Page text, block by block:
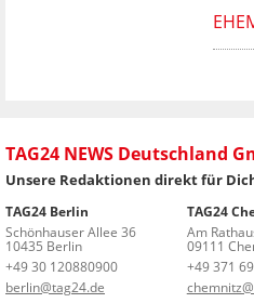
TAG24 NEWS Deutschland
Unsere Redaktionen direkt für
TAG24 Berlin
Schönhauser Allee 36
10435 Berlin
+49 30 120880900
berlin@tag24.de
TAG24
Am
09111
+49 371